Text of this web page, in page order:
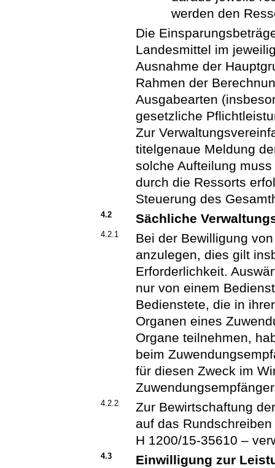
werden den
Die
Landesmittel im
Ausnahme der
Rahmen der
Ausgabearten
gesetzliche
Zur
titelgenaue Meldung
solche Aufteilung
durch die Ressorts
Steuerung des
4.2 Sächliche
4.2.1
Bei der Bewilligung
anzulegen, dies gilt
Erforderlichkeit.
nur von einem
Bedienstete, die in
Organen eines
Organe teilnehmen,
beim
für diesen Zweck im
4.2.2
Zur Bewirtschaftung
auf das
H 1200/15-35610 –
4.3
Einwilligung zur